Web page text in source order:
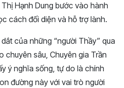
Hạnh Dung bước vào hành
cách đối diện và hỗ trợ lành.
của những “người Thầy” qua
chuyên sâu, Chuyên gia Trần
ý nghĩa sống, tự do là chính
đường này với vai trò người